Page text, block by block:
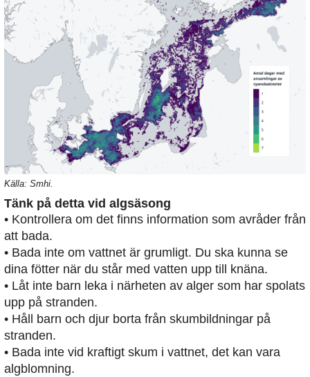
Källa: Smhi.
Tänk på detta vid algsäsong
• Kontrollera om det finns information som avråder från
att bada.
• Bada inte om vattnet är grumligt. Du ska kunna se
dina fötter när du står med vatten upp till knäna.
• Låt inte barn leka i närheten av alger som har spolats
upp på stranden.
• Håll barn och djur borta från skumbildningar på
stranden.
• Bada inte vid kraftigt skum i vattnet, det kan vara
algblomning.